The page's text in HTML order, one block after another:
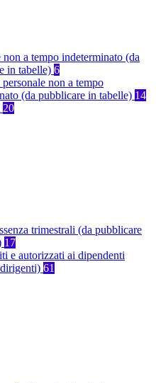
non a tempo indeterminato (da
in tabelle) 6
non a tempo
(da pubblicare in tabelle) 14
20
trimestrali (da pubblicare
17
e autorizzati ai dipendenti
61